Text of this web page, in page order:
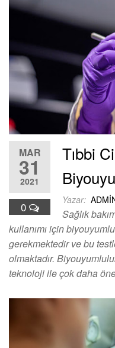
MAR
31
2021
0
Tıbbi
Yazar:
Sağlık
kullanımı için
gerekmektedir ve bu
olmaktadır.
teknoloji ile çok daha